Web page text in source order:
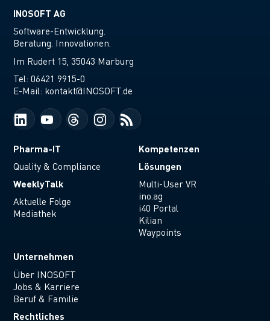
INOSOFT AG
Software-Entwicklung.
Beratung. Innovationen.
Im Rudert 15, 35043 Marburg
Tel:06421 9915-0
E-Mail: kontakt@INOSOFT.de
Pharma-IT
Quality & Compliance
WeeklyTalk
Aktuelle Folge
Mediathek
Kompetenzen
Lösungen
Multi-User VR
ino.ag
i40 Portal
Kilian
Waypoints
Unternehmen
Über INOSOFT
Jobs & Karriere
Beruf & Familie
Rechtliches